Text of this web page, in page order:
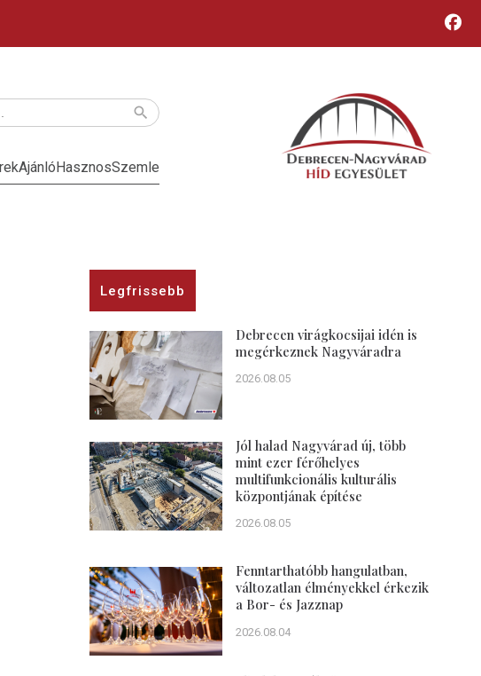
AjánlóHasznosSzemle
Legfrissebb
Debrecen virágkocsijai idén is
megérkeznek Nagyváradra
2026.08.05
Jól halad Nagyvárad új, több
mint ezer férőhelyes
multifunkcionális kulturális
központjának építése
2026.08.05
Fenntarthatóbb hangulatban,
változatlan élményekkel érkezik
a Bor- és Jazznap
2026.08.04